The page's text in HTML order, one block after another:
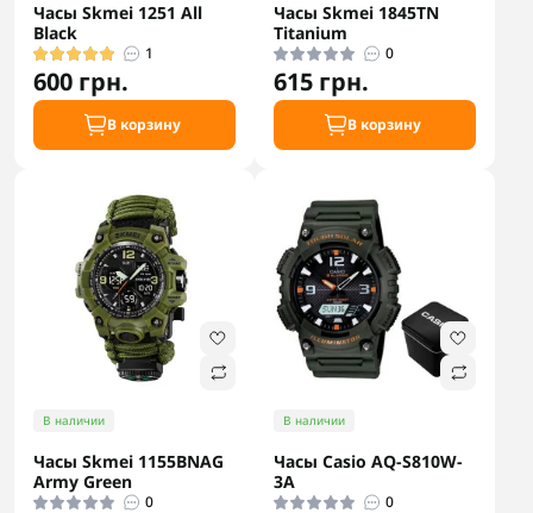
Часы Skmei 1251 All
Black
1
600 грн.
В корзину
Часы Skmei 1845TN
Titanium
0
615 грн.
В корзину
В наличии
Часы Skmei 1155BNAG
Army Green
0
В наличии
Часы Casio AQ-S810W-
3A
0